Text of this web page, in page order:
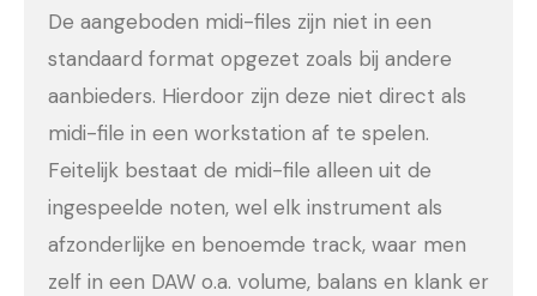
De aangeboden midi-files zijn niet in een
standaard format opgezet zoals bij andere
aanbieders. Hierdoor zijn deze niet direct als
midi-file in een workstation af te spelen.
Feitelijk bestaat de midi-file alleen uit de
ingespeelde noten, wel elk instrument als
afzonderlijke en benoemde track, waar men
zelf in een DAW o.a. volume, balans en klank er